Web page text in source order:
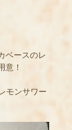
ベースのレ
意！
モンサワー